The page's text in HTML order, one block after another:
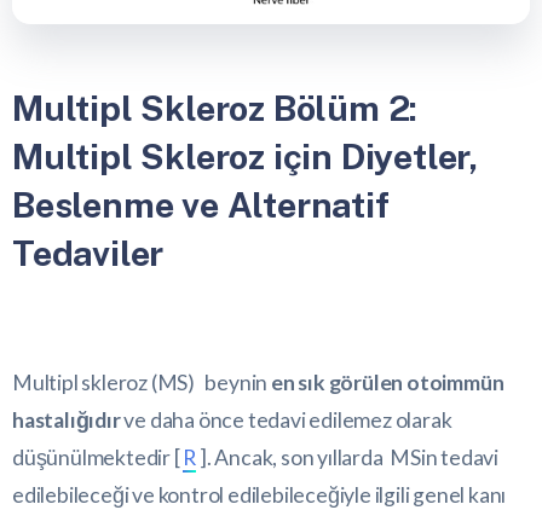
Multipl Skleroz Bölüm 2:
Multipl Skleroz için Diyetler,
Beslenme ve Alternatif
Tedaviler
Multipl skleroz (MS) beynin en sık görülen otoimmün
hastalığıdırve daha önce tedavi edilemez olarak
düşünülmektedir [R ]. Ancak, son yıllarda MSin tedavi
edilebileceği ve kontrol edilebileceğiyle ilgili genel kanı